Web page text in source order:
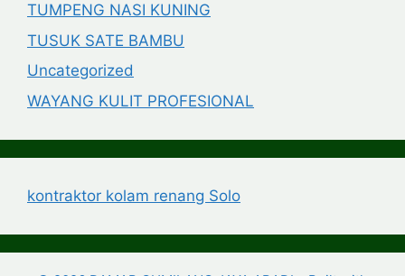
TUMPENG NASI KUNING
TUSUK SATE BAMBU
Uncategorized
WAYANG KULIT PROFESIONAL
kontraktor kolam renang Solo